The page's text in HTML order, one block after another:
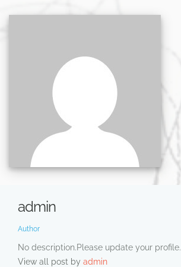
admin
Author
No description.Please update your profile.
View all post by admin